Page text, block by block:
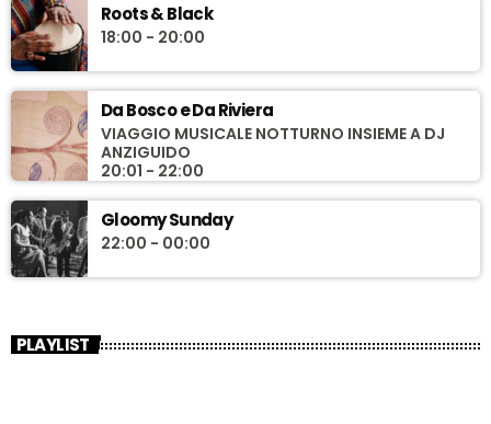
Roots & Black
18:00 - 20:00
Da Bosco e Da Riviera
VIAGGIO MUSICALE NOTTURNO INSIEME A DJ
ANZIGUIDO
20:01 - 22:00
Gloomy Sunday
22:00 - 00:00
PLAYLIST